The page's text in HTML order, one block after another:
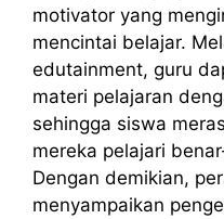
motivator yang
mencintai belajar.
edutainment, guru
materi pelajaran
sehingga siswa
mereka pelajari
Dengan demikian,
menyampaikan